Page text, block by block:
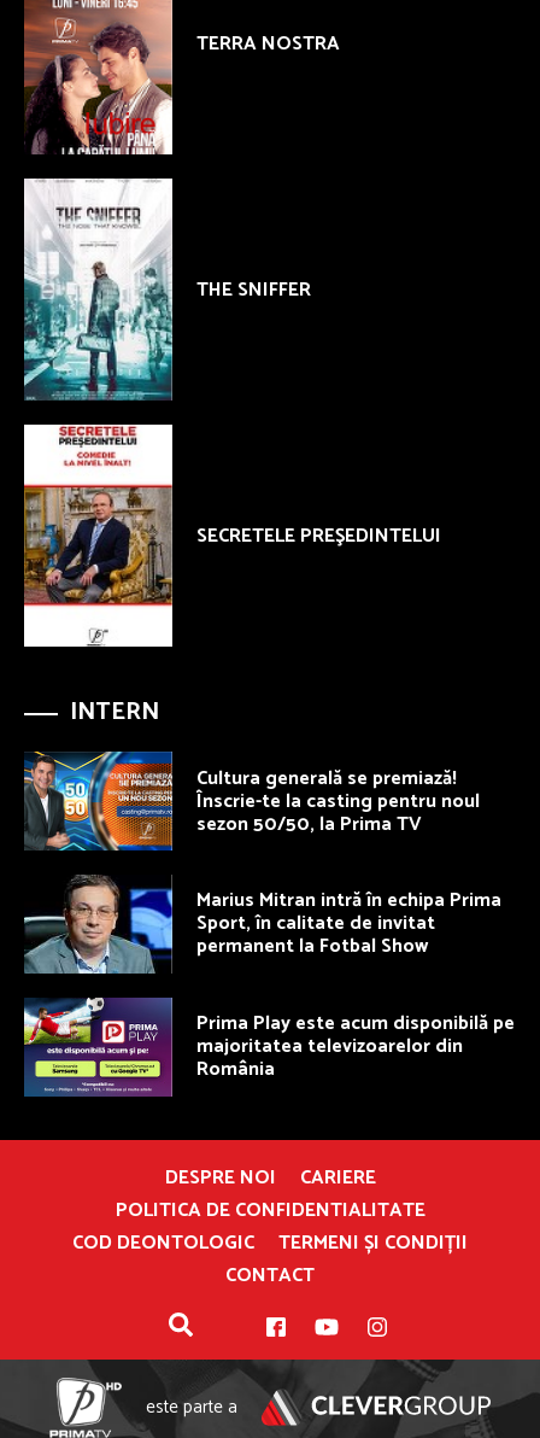
TERRA NOSTRA
THE SNIFFER
SECRETELE PREŞEDINTELUI
INTERN
Cultura generală se premiază!
Înscrie-te la casting pentru noul
sezon 50/50, la Prima TV
Marius Mitran intră în echipa Prima
Sport, în calitate de invitat
permanent la Fotbal Show
Prima Play este acum disponibilă pe
majoritatea televizoarelor din
România
DESPRE NOI
CARIERE
POLITICA DE CONFIDENTIALITATE
COD DEONTOLOGIC
TERMENI ȘI CONDIȚII
CONTACT
este parte a